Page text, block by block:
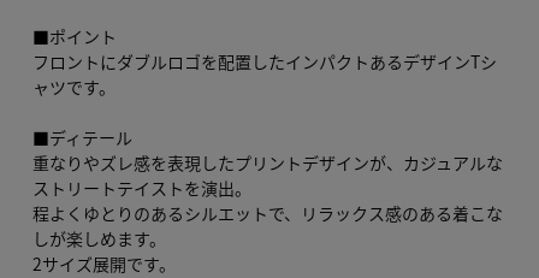
■ポイント
フロントにダブルロゴを配置したインパクトあるデザインTシ
ャツです。
■ディテール
重なりやズレ感を表現したプリントデザインが、カジュアルな
ストリートテイストを演出。
程よくゆとりのあるシルエットで、リラックス感のある着こな
しが楽しめます。
2サイズ展開です。